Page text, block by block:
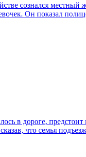
сознался местный
Он показал
в дороге,
что семья